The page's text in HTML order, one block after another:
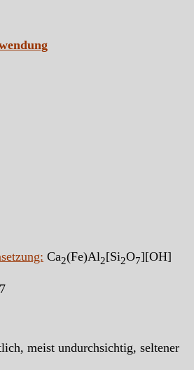
Ca2(Fe)Al2[Si2O7][OH]
meist undurchsichtig, seltener